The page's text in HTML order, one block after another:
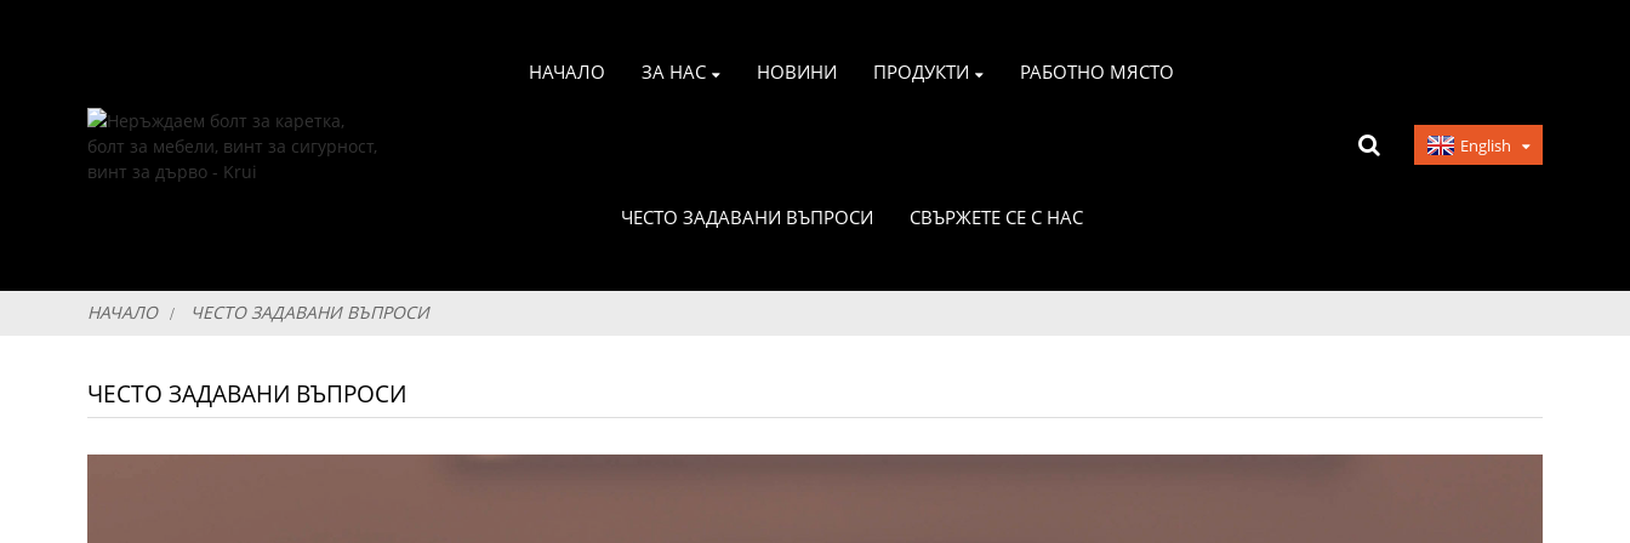
НАЧАЛО ЗА НАС НОВИНИ ПРОДУКТИ РАБОТНО МЯСТО
ЧЕСТО ЗАДАВАНИ ВЪПРОСИ СВЪРЖЕТЕ СЕ С НАС
English
НАЧАЛО ЧЕСТО ЗАДАВАНИ ВЪПРОСИ
ЧЕСТО ЗАДАВАНИ ВЪПРОСИ